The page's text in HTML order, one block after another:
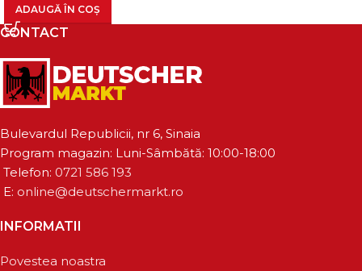
ADAUGĂ ÎN COȘ
CONTACT
Bulevardul Republicii, nr 6, Sinaia
Program magazin: Luni-Sâmbătă: 10:00-18:00
Telefon: 0721 586 193
E: online@deutschermarkt.ro
INFORMATII
Povestea noastra